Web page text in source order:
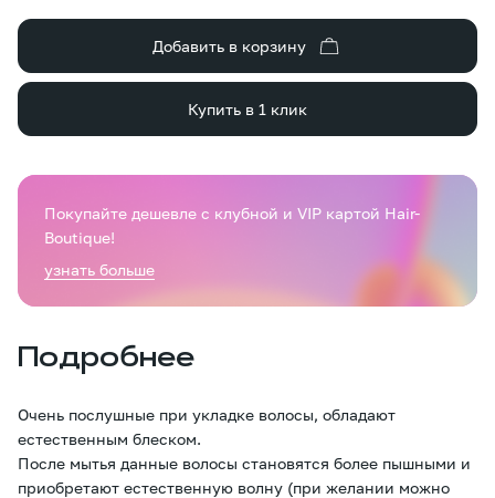
Добавить в корзину
Купить в 1 клик
Подробнее
Очень послушные при укладке волосы, обладают
естественным блеском.
После мытья данные волосы становятся более пышными и
приобретают естественную волну (при желании можно
Покупайте дешевле с клубной и VIP картой Hair-
Boutique!
узнать больше